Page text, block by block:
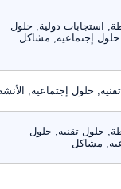
استجابات دولية, حلول
إجتماعيه, مشاكل
حلول إجتماعيه, الأنشطة
حلول تقنيه, حلول
مشاكل